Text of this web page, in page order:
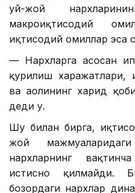
уй-жой
макроиқтисодий
иқтисодий омиллар эса
— Нархларга асосан
қурилиш харажатлари,
ва аҳолининг харид
деди у.
Шу билан бирга,
жой
нархларнинг
истисно қилмайди.
бозордаги нархлар